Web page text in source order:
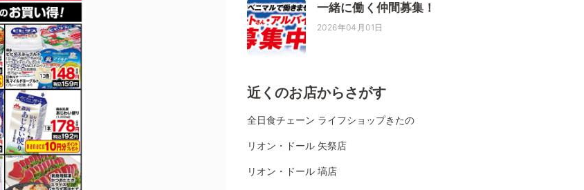
一緒に働く仲間募集！
2026年04月01日
近くのお店からさがす
全日食チェーン ライフショップきたの
リオン・ドール 矢祭店
リオン・ドール 塙店